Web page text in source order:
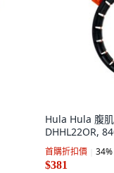
Hula Hula 腹
DHHL22OR,
首購折扣價 34%
$381